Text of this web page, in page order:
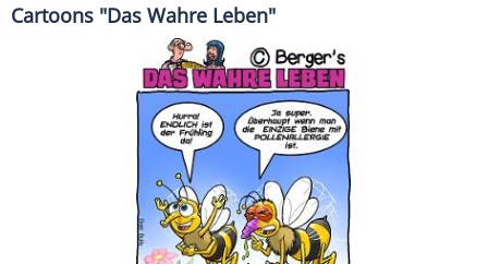
Cartoons "Das Wahre Leben"